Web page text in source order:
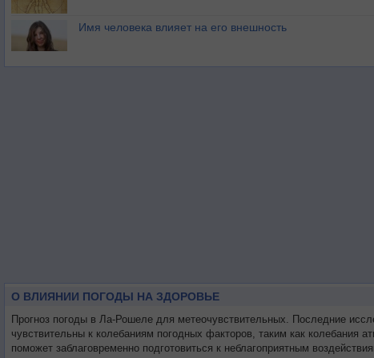
Имя человека влияет на его внешность
О ВЛИЯНИИ ПОГОДЫ НА ЗДОРОВЬЕ
Прогноз погоды в Ла-Рошеле для метеочувствительных. Последние
чувствительны к колебаниям погодных факторов, таким как колебания
поможет заблаговременно подготовиться к неблагоприятным